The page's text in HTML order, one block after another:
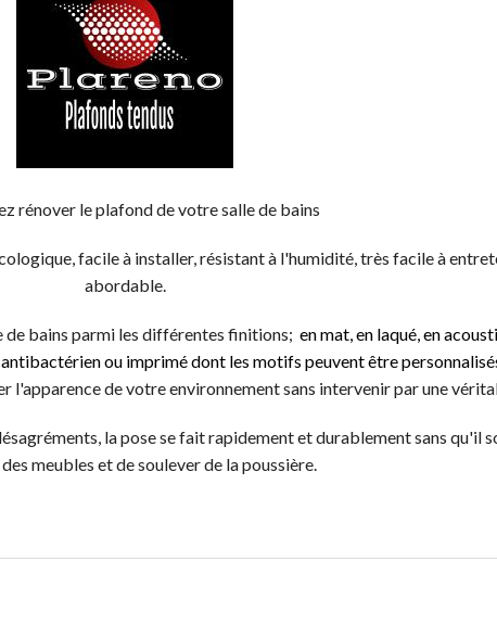
rénover le plafond de votre salle de bains
facile à installer, résistant à l'humidité, très facile à
abordable.
bains parmi les différentes finitions; en mat, en laqué, en
ou imprimé dont les motifs peuvent être
l'apparence de votre environnement sans intervenir par une
la pose se fait rapidement et durablement sans qu'il
meubles et de soulever de la poussière.